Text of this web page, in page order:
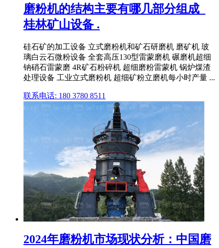
磨粉机的结构主要有哪几部分组成_
桂林矿山设备 .
硅石矿的加工设备 立式磨粉机和矿石研磨机 磨矿机 玻
璃白云石微粉设备 全套高压130型雷蒙磨机 碾磨机超细
钠硝石雷蒙磨 4R矿石粉碎机 超细磨粉雷蒙机 锅炉煤渣
处理设备 工业立式磨粉机 超细矿粉立磨机每小时产量 ...
联系电话: 180 3780 8511
2024年磨粉机市场现状分析：中国磨